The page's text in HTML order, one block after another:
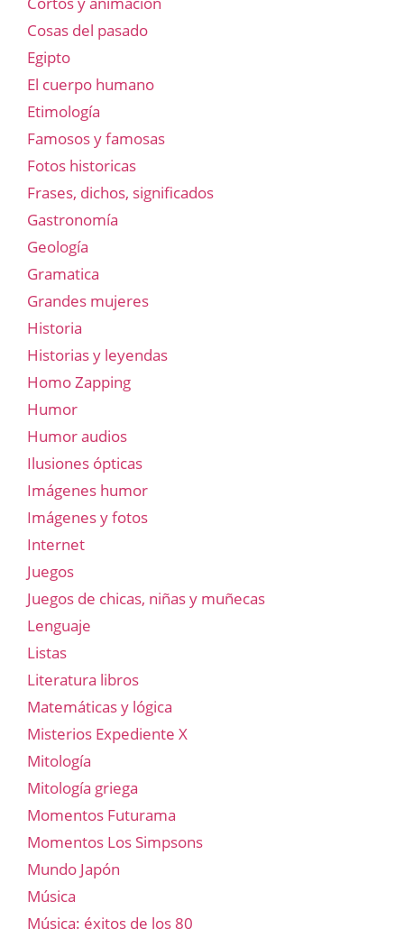
Cosas del pasado
Egipto
El cuerpo humano
Etimología
Famosos y famosas
Fotos historicas
Frases, dichos, significados
Gastronomía
Geología
Gramatica
Grandes mujeres
Historia
Historias y leyendas
Homo Zapping
Humor
Humor audios
Ilusiones ópticas
Imágenes humor
Imágenes y fotos
Internet
Juegos
Juegos de chicas, niñas y muñecas
Lenguaje
Listas
Literatura libros
Matemáticas y lógica
Misterios Expediente X
Mitología
Mitología griega
Momentos Futurama
Momentos Los Simpsons
Mundo Japón
Música
Música: éxitos de los 80